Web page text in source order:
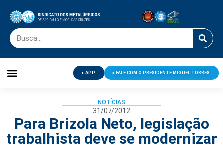
APP FALE COM O PRESIDENTE MIGUEL TORRES
NOTÍCIAS
31/07/2012
Para Brizola Neto, legislação
trabalhista deve se modernizar